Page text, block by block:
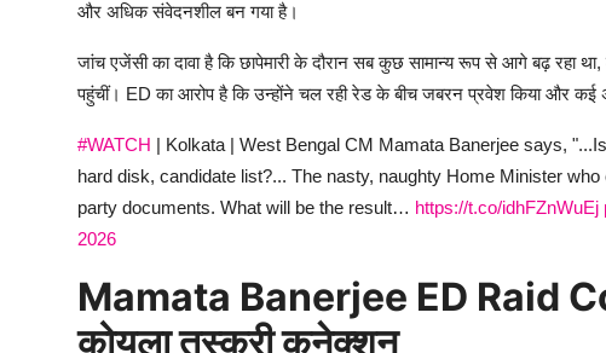
और अधिक संवेदनशील बन गया है।
जांच एजेंसी का दावा है कि छापेमारी के दौरान सब कुछ सामान्य रूप से आगे बढ़ रहा
पहुंचीं। ED का आरोप है कि उन्होंने चल रही रेड के बीच जबरन प्रवेश किया और
#WATCH | Kolkata | West Bengal CM Mamata Banerjee says,
hard disk, candidate list?... The nasty, naughty Home Minister
party documents. What will be the result… https://t.co/idhFZnWuEj
2026
Mamata Banerjee ED Raid
कोयला तस्करी कनेक्शन